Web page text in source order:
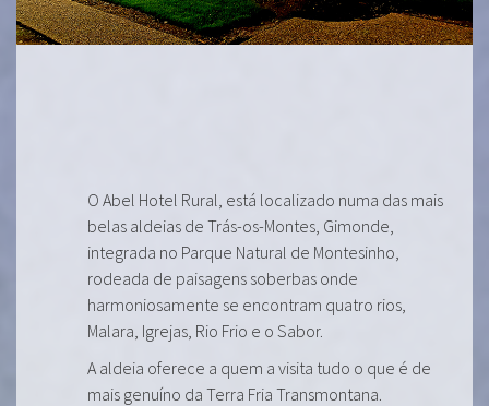
O Abel Hotel Rural, está localizado numa das mais
belas aldeias de Trás-os-Montes, Gimonde,
integrada no Parque Natural de Montesinho,
rodeada de paisagens soberbas onde
harmoniosamente se encontram quatro rios,
Malara, Igrejas, Rio Frio e o Sabor.
A aldeia oferece a quem a visita tudo o que é de
mais genuíno da Terra Fria Transmontana.